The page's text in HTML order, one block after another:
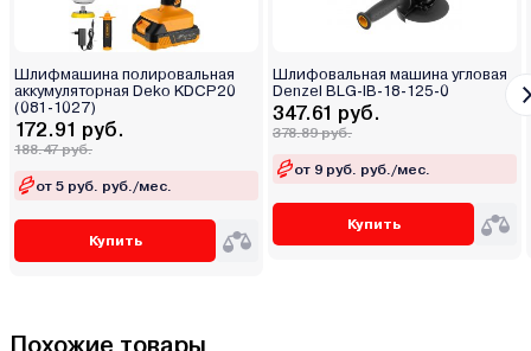
Шлифмашина полировальная
аккумуляторная Deko KDCP20
(081-1027)
172.91 руб.
188.47 руб.
от 5 руб. руб./мес.
Купить
Шлифовальная машина угловая
Denzel BLG-IB-18-125-0
347.61 руб.
378.89 руб.
от 9 руб. руб./мес.
Купить